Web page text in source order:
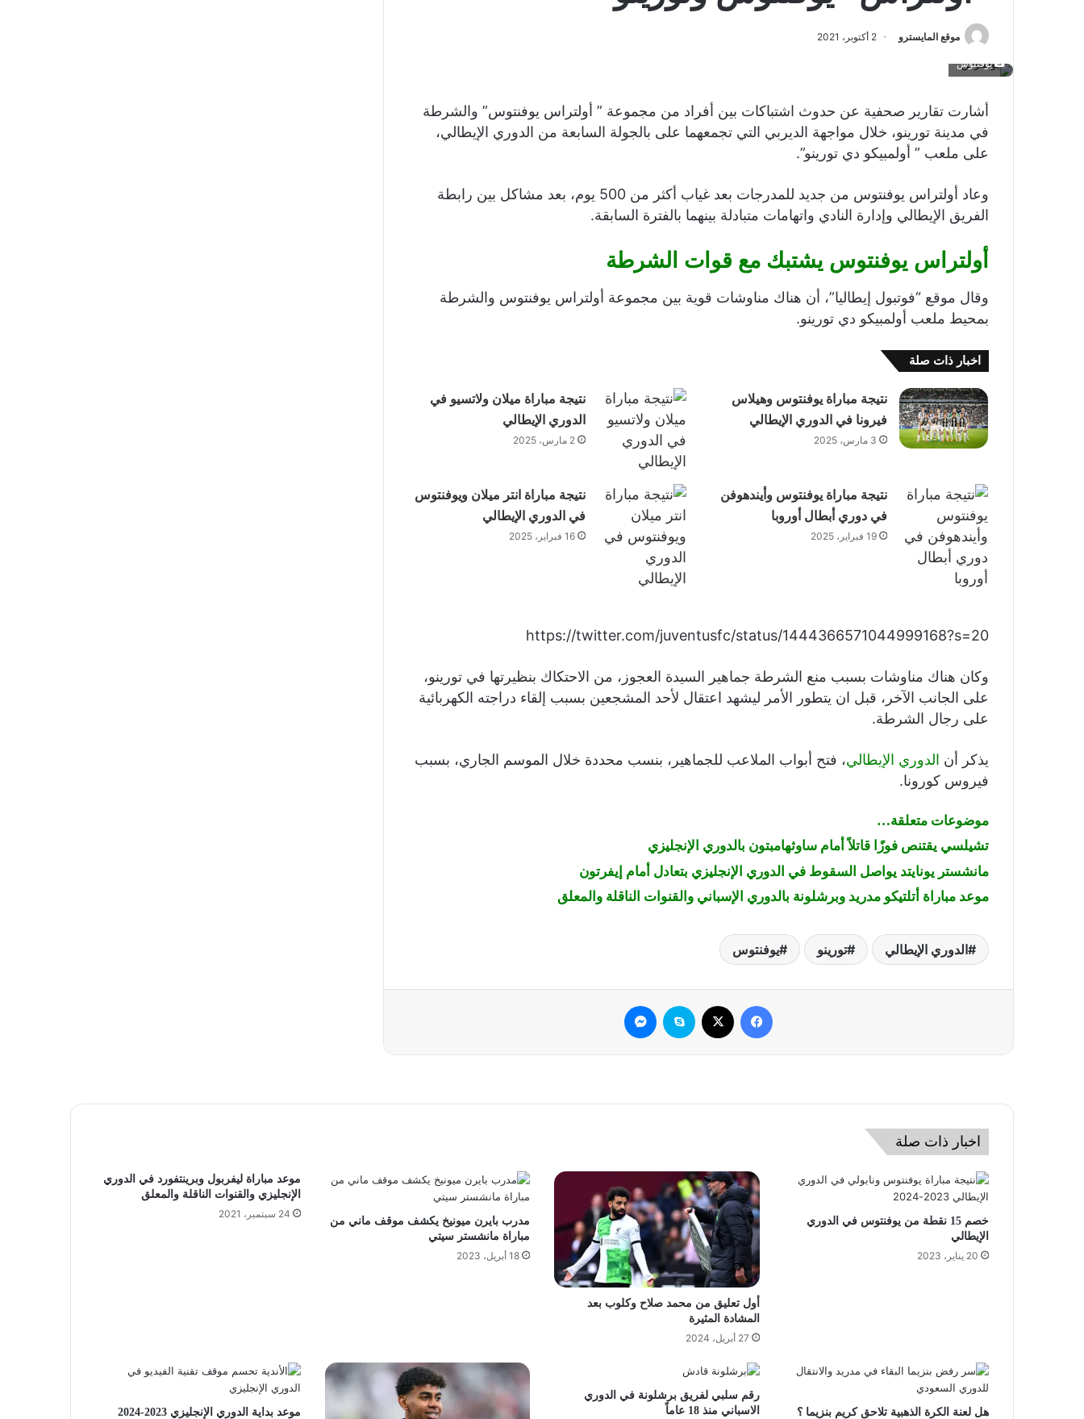
موقع المايسترو 2 أكتوبر، 2021
يوفنتوس
أشارت تقارير صحفية عن حدوث اشتباكات بين أفراد من مجموعة ” أولتراس يوفنتوس” والشرطة
في مدينة تورينو، خلال مواجهة الديربي التي تجمعهما على بالجولة السابعة من الدوري الإيطالي،
على ملعب ” أولمبيكو دي تورينو”.
وعاد أولتراس يوفنتوس من جديد للمدرجات بعد غياب أكثر من 500 يوم، بعد مشاكل بين رابطة
الفريق الإيطالي وإدارة النادي واتهامات متبادلة بينهما بالفترة السابقة.
أولتراس يوفنتوس يشتبك مع قوات الشرطة
وقال موقع “فوتبول إيطاليا”، أن هناك مناوشات قوية بين مجموعة أولتراس يوفنتوس والشرطة
بمحيط ملعب أولمبيكو دي تورينو.
اخبار ذات صلة
نتيجة مباراة يوفنتوس وهيلاس
فيرونا في الدوري الإيطالي
3 مارس، 2025
نتيجة مباراة ميلان ولاتسيو في
الدوري الإيطالي
2 مارس، 2025
نتيجة مباراة يوفنتوس وأيندهوفن
في دوري أبطال أوروبا
19 فبراير، 2025
نتيجة مباراة انتر ميلان ويوفنتوس
في الدوري الإيطالي
16 فبراير، 2025
https://twitter.com/juventusfc/status/1444366571044999168?s=20
وكان هناك مناوشات بسبب منع الشرطة جماهير السيدة العجوز، من الاحتكاك بنظيرتها في تورينو،
على الجانب الآخر، قبل ان يتطور الأمر ليشهد اعتقال لأحد المشجعين بسبب إلقاء دراجته الكهربائية
على رجال الشرطة.
يذكر أن الدوري الإيطالي، فتح أبواب الملاعب للجماهير، بنسب محددة خلال الموسم الجاري، بسبب
فيروس كورونا.
موضوعات متعلقة…
تشيلسي يقتنص فوزًا قاتلاً أمام ساوثهامبتون بالدوري الإنجليزي
مانشستر يونايتد يواصل السقوط في الدوري الإنجليزي بتعادل أمام إيفرتون
موعد مباراة أتلتيكو مدريد وبرشلونة بالدوري الإسباني والقنوات الناقلة والمعلق
الدوري الإيطالي تورينو يوفنتوس
فيسبوك سكايب
اخبار ذات صلة
خصم 15 نقطة من يوفنتوس في الدوري
الإيطالي
20 يناير، 2023
أول تعليق من محمد صلاح وكلوب بعد
المشادة المثيرة
27 أبريل، 2024
مدرب بايرن ميونيخ يكشف موقف ماني من
مباراة مانشستر سيتي
18 أبريل، 2023
موعد مباراة ليفربول وبرينتفورد في الدوري
الإنجليزي والقنوات الناقلة والمعلق
24 سبتمبر، 2021
هل لعنة الكرة الذهبية تلاحق كريم بنزيما ؟
رقم سلبي لفريق برشلونة في الدوري
الاسباني منذ 18 عاماً
موعد بداية الدوري الإنجليزي 2023-2024